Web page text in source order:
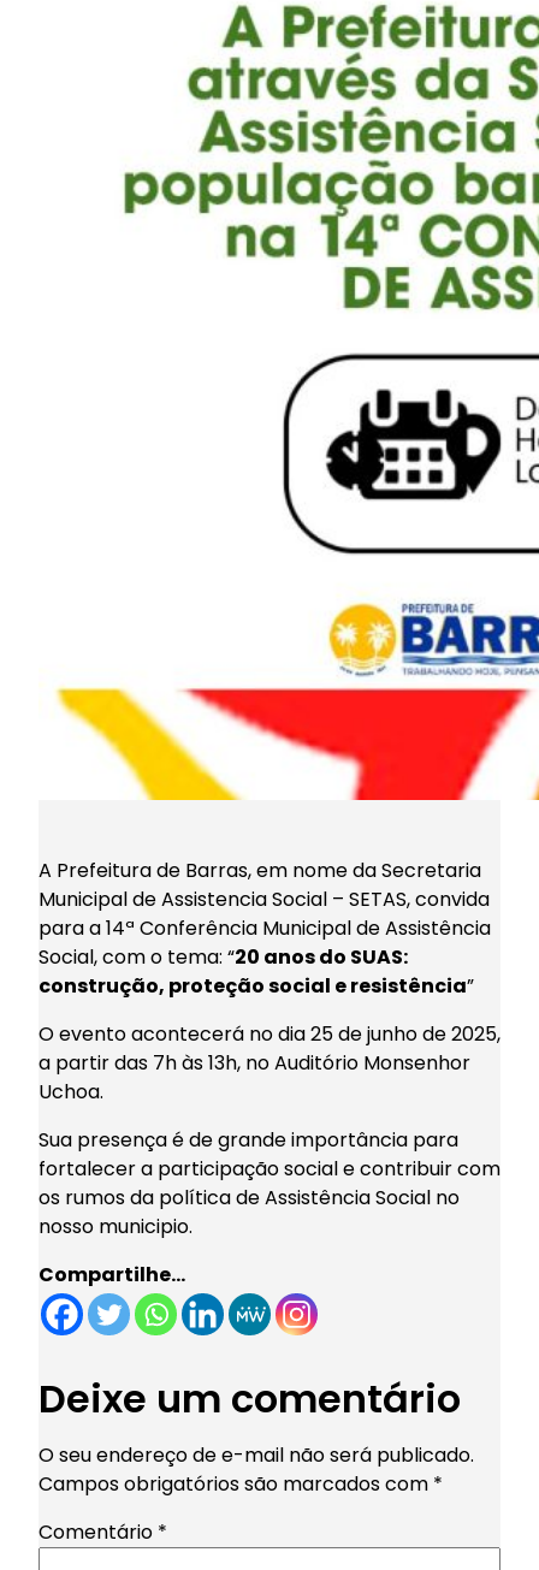
A Prefeitura de Barras, em nome da Secretaria
Municipal de Assistencia Social – SETAS, convida
para a 14ª Conferência Municipal de Assistência
Social, com o tema: “20 anos do SUAS:
construção, proteção social e resistência”
O evento acontecerá no dia 25 de junho de 2025,
a partir das 7h às 13h, no Auditório Monsenhor
Uchoa.
Sua presença é de grande importância para
fortalecer a participação social e contribuir com
os rumos da política de Assistência Social no
nosso municipio.
Compartilhe…
Deixe um comentário
O seu endereço de e-mail não será publicado.
Campos obrigatórios são marcados com *
Comentário *